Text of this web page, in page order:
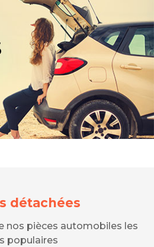
détachées
nos pièces automobiles les
populaires